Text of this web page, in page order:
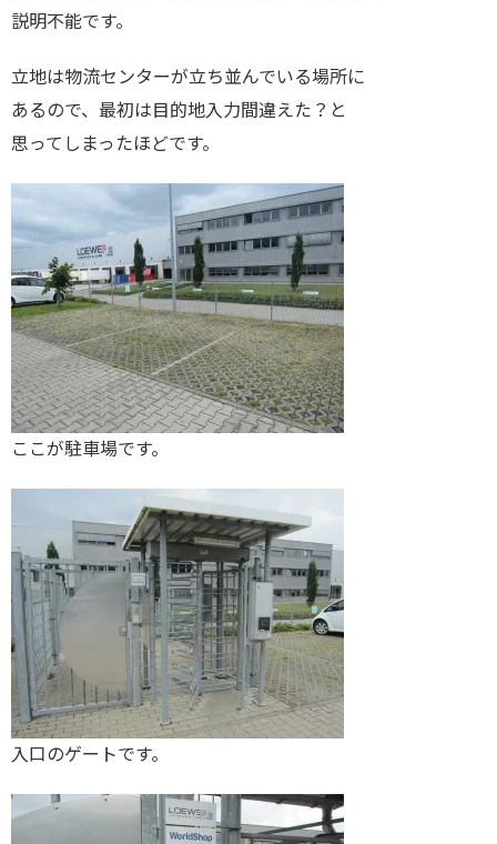
説明不能です。
立地は物流センターが立ち並んでいる場所に
あるので、最初は目的地入力間違えた？と
思ってしまったほどです。
ここが駐車場です。
入口のゲートです。